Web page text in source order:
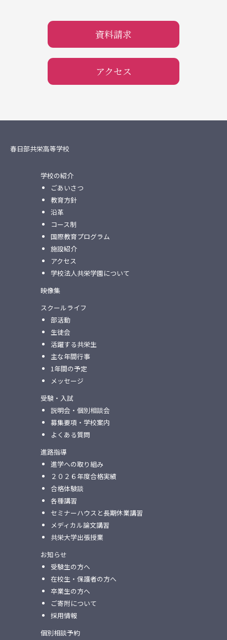
資料請求
アクセス
春日部共栄高等学校
学校の紹介
ごあいさつ
教育方針
沿革
コース制
国際教育プログラム
施設紹介
アクセス
学校法人共栄学園について
映像集
スクールライフ
部活動
生徒会
活躍する共栄生
主な年間行事
1年間の予定
メッセージ
受験・入試
説明会・個別相談会
募集要項・学校案内
よくある質問
進路指導
進学への取り組み
２０２６年度合格実績
合格体験談
各種講習
セミナーハウスと⻑期休業講習
メディカル論⽂講習
共栄⼤学出張授業
お知らせ
受験生の方へ
在校生・保護者の方へ
卒業生の方へ
ご寄附について
採用情報
個別相談予約